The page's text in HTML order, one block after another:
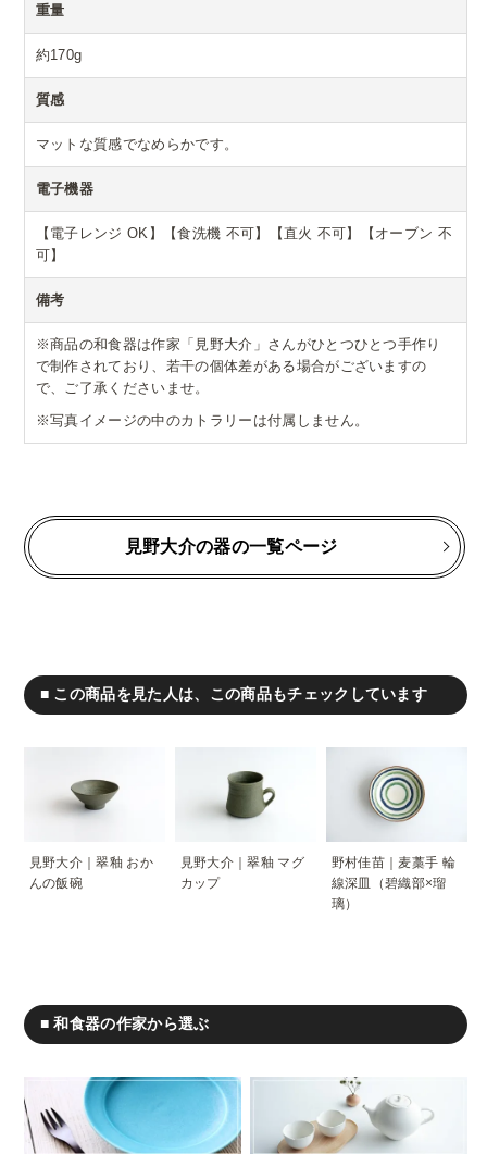
重量
約170g
質感
マットな質感でなめらかです。
電子機器
【電子レンジ OK】【食洗機 不可】【直火 不可】【オーブン 不
可】
備考
※商品の和食器は作家「見野大介」さんがひとつひとつ手作り
で制作されており、若干の個体差がある場合がございますの
で、ご了承くださいませ。
※写真イメージの中のカトラリーは付属しません。
見野大介の器の一覧ページ
■ この商品を見た人は、この商品もチェックしています
見野大介｜翠釉 おか
んの飯碗
見野大介｜翠釉 マグ
カップ
野村佳苗｜麦藁手 輪
線深皿（碧織部×瑠
璃）
■ 和食器の作家から選ぶ